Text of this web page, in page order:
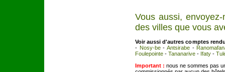
Vous aussi,
des villes que vous
Voir aussi d'autres comptes
- Nosy-be-Antsirabe -
Foulepointe - Tananarive - Ifaty -
Important : nous ne sommes pas